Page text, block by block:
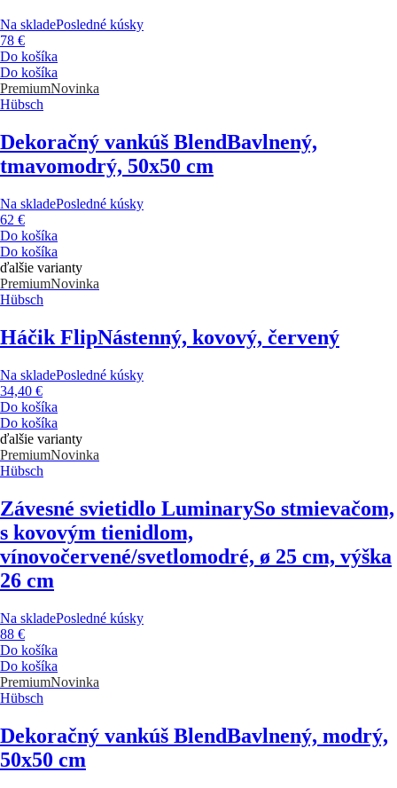
Na skladePosledné kúsky
78 €
Do košíka
Do košíka
PremiumNovinka
Hübsch
Dekoračný vankúš BlendBavlnený,
tmavomodrý, 50x50 cm
Na skladePosledné kúsky
62 €
Do košíka
Do košíka
ďalšie varianty
PremiumNovinka
Hübsch
Háčik FlipNástenný, kovový, červený
Na skladePosledné kúsky
34,40 €
Do košíka
Do košíka
ďalšie varianty
PremiumNovinka
Hübsch
Závesné svietidlo LuminarySo stmievačom,
s kovovým tienidlom,
vínovočervené/svetlomodré, ø 25 cm, výška
26 cm
Na skladePosledné kúsky
88 €
Do košíka
Do košíka
PremiumNovinka
Hübsch
Dekoračný vankúš BlendBavlnený, modrý,
50x50 cm